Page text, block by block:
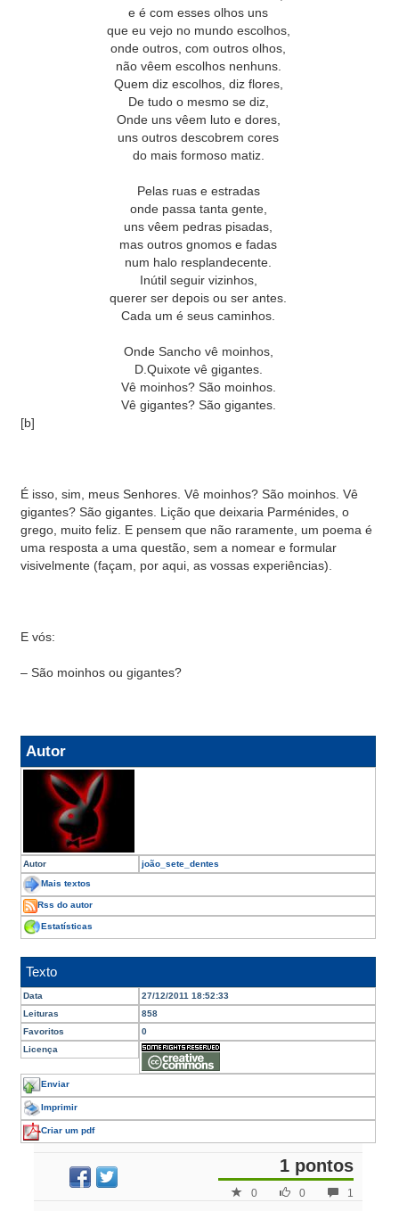
e é com esses olhos uns
que eu vejo no mundo escolhos,
onde outros, com outros olhos,
não vêem escolhos nenhuns.
Quem diz escolhos, diz flores,
De tudo o mesmo se diz,
Onde uns vêem luto e dores,
uns outros descobrem cores
do mais formoso matiz.
Pelas ruas e estradas
onde passa tanta gente,
uns vêem pedras pisadas,
mas outros gnomos e fadas
num halo resplandecente.
Inútil seguir vizinhos,
querer ser depois ou ser antes.
Cada um é seus caminhos.
Onde Sancho vê moinhos,
D.Quixote vê gigantes.
Vê moinhos? São moinhos.
Vê gigantes? São gigantes.
[b]
É isso, sim, meus Senhores. Vê moinhos? São moinhos. Vê
gigantes? São gigantes. Lição que deixaria Parménides, o
grego, muito feliz. E pensem que não raramente, um poema é
uma resposta a uma questão, sem a nomear e formular
visivelmente (façam, por aqui, as vossas experiências).
E vós:
– São moinhos ou gigantes?
Autor
Autor joão_sete_dentes
Mais textos
Rss do autor
Estatísticas
Texto
Data
27/12/2011 18:52:33
Leituras
858
Favoritos
0
Licença
Enviar
Imprimir
Criar um pdf
1 pontos
1
0
0